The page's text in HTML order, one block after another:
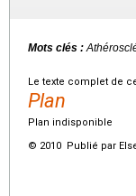
Mots clés :
Le texte complet de
Plan
Plan indisponible
© 2010 Publié par